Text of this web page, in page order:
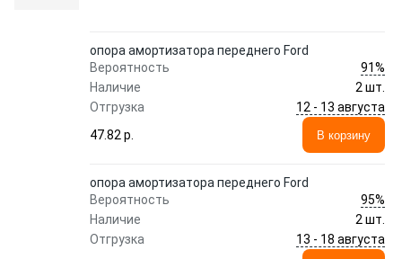
опора амортизатора переднего Ford
Вероятность
91%
Наличие
2 шт.
Отгрузка
12 - 13 августа
47.82 p.
В корзину
опора амортизатора переднего Ford
Вероятность
95%
Наличие
2 шт.
Отгрузка
13 - 18 августа